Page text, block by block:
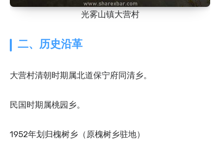
光雾山镇大营村
二、历史沿革
大营村清朝时期属北道保宁府同清乡。
民国时期属桃园乡。
1952年划归槐树乡（原槐树乡驻地）